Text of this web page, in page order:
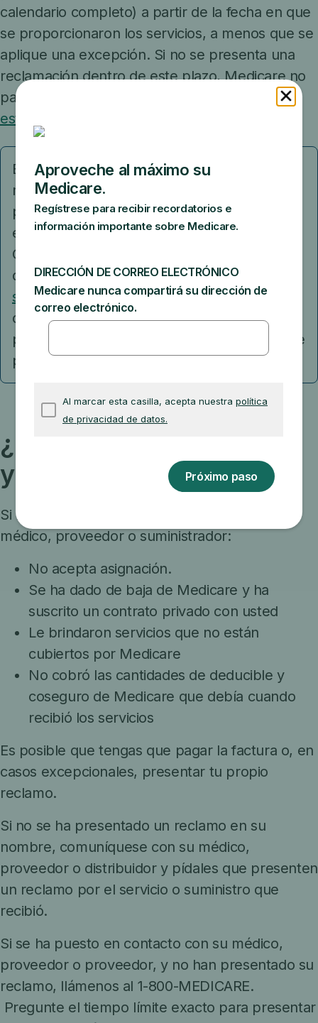
calendario completo) a partir de la fecha en que
se proporcionaron los servicios, a menos que se
aplique una excepción. Si no se presenta una
reclamación dentro de este plazo, Medicare no
pagará su parte.
¿Cómo puedo comprobar el
estado de un reclamo una vez presentado?
Ejemplo: Si consulta a su médico el 22de
marzo de 2019, su médico debe haber
presentado la reclamación de Medicare para
esa visita antes del 22de marzo de 2020.
Consulte el "
que recibe por correo,acceda a su cuenta
segura de Medicareo compruebe las
declaraciones de reclamaciones de su plan
para asegurarse de que las reclamaciones se
presentan a tiempo.
¿Por qué recibí una factura
y qué hago con ella?
Si recibe una factura, puede deberse a su
médico, proveedor o suministrador:
No acepta asignación.
Se ha dado de baja de Medicare y ha
suscrito un contrato privado con usted
Le brindaron servicios que no están
cubiertos por Medicare
No cobró las cantidades de deducible y
coseguro de Medicare que debía cuando
recibió los servicios
Es posible que tengas que pagar la factura o, en
casos excepcionales, presentar tu propio
reclamo.
Si no se ha presentado un reclamo en su
nombre, comuníquese con su médico,
proveedor o distribuidor y pídales que presenten
un reclamo por el servicio o suministro que
recibió.
Si se ha puesto en contacto con su médico,
proveedor o proveedor, y no han presentado su
reclamo, llámenos al 1-800-MEDICARE.
Pregunte el tiempo límite exacto para presentar